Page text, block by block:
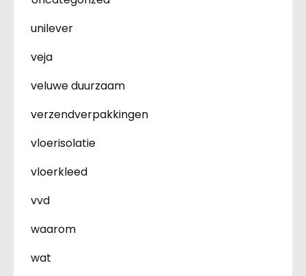
unilever
veja
veluwe duurzaam
verzendverpakkingen
vloerisolatie
vloerkleed
vvd
waarom
wat